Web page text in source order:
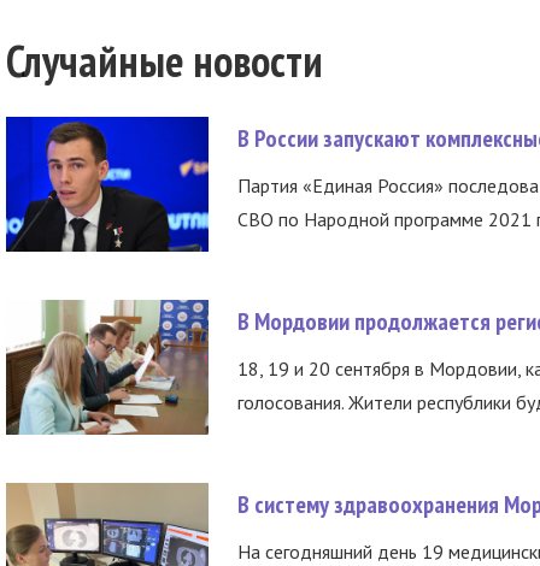
Случайные новости
В России запускают
Партия «Единая Россия»
СВО по Народной программе 2021
В Мордовии продолжается
18, 19 и 20 сентября в Мордовии,
голосования. Жители республики
В систему здравоохранения
На сегодняшний день 19